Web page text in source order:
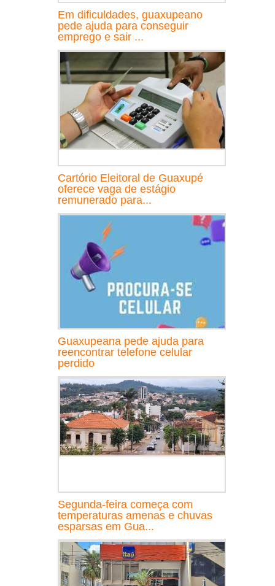
Em dificuldades, guaxupeano
pede ajuda para conseguir
emprego e sair ...
Cartório Eleitoral de Guaxupé
oferece vaga de estágio
remunerado para...
Guaxupeana pede ajuda para
reencontrar telefone celular
perdido
Segunda-feira começa com
temperaturas amenas e chuvas
esparsas em Gua...